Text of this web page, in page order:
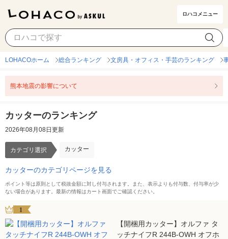
ロハコメニュー
カッター カテゴリ選択
LOHACOホーム 総合ランキング 文房具・オフィス・手芸のランキング
熊本地震の影響について
カッターのランキング
2026年08月08日更新
カテゴリ選択 カッター
カッターのカテゴリページを見る
ポイント等は原則として税抜金額に対し付与されます。また、表示よりも付与数、付与率が少
ない場合があります。最新の情報はカート画面でご確認ください。
1
【開梱用カッター】オルファ タ
ッチナイフR 244B-OWH オフホ